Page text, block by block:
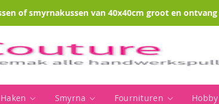
of smyrnakussen van 40x40cm groot en
Haken Smyrna Fournituren Hobby